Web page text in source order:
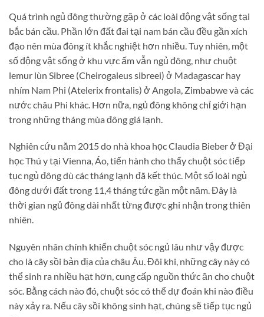
Quá trình ngủ đông thường gặp ở các loài động vật sống tại
bắc bán cầu. Phần lớn đất đai tại nam bán cầu đều gần xích
đạo nên mùa đông ít khắc nghiệt hơn nhiều. Tuy nhiên, một
số động vật sống ở khu vực ấm vẫn ngủ đông, như chuột
lemur lùn Sibree (Cheirogaleus sibreei) ở Madagascar hay
nhím Nam Phi (Atelerix frontalis) ở Angola, Zimbabwe và các
nước châu Phi khác. Hơn nữa, ngủ đông không chỉ giới hạn
trong những tháng mùa đông giá lạnh.
Nghiên cứu năm 2015 do nhà khoa học Claudia Bieber ở Đại
học Thú y tại Vienna, Áo, tiến hành cho thấy chuột sóc tiếp
tục ngủ đông dù các tháng lạnh đã kết thúc. Một số loài ngủ
đông dưới đất trong 11,4 tháng tức gần một năm. Đây là
thời gian ngủ đông dài nhất từng được ghi nhận trong thiên
nhiên.
Nguyên nhân chính khiến chuột sóc ngủ lâu như vậy được
cho là cây sồi bản địa của châu Âu. Đôi khi, những cây này có
thể sinh ra nhiều hạt hơn, cung cấp nguồn thức ăn cho chuột
sóc. Bằng cách nào đó, chuột sóc có thể dự đoán khi nào điều
này xảy ra. Nếu cây sồi không sinh hạt, chúng sẽ tiếp tục ngủ